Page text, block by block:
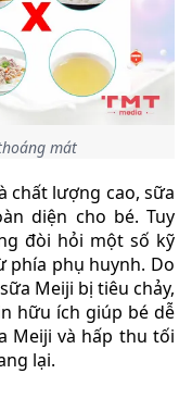
mát
chất lượng cao, sữa
diện cho bé. Tuy
đòi hỏi một số kỹ
phía phụ huynh. Do
Meiji bị tiêu chảy,
hữu ích giúp bé dễ
Meiji và hấp thu tối
lại.